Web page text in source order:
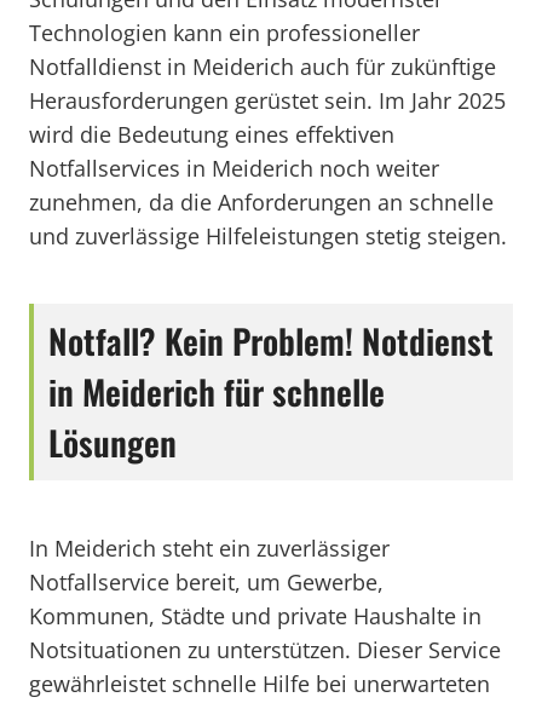
Technologien kann ein professioneller
Notfalldienst in Meiderich auch für zukünftige
Herausforderungen gerüstet sein. Im Jahr 2025
wird die Bedeutung eines effektiven
Notfallservices in Meiderich noch weiter
zunehmen, da die Anforderungen an schnelle
und zuverlässige Hilfeleistungen stetig steigen.
Notfall? Kein Problem! Notdienst
in Meiderich für schnelle
Lösungen
In Meiderich steht ein zuverlässiger
Notfallservice bereit, um Gewerbe,
Kommunen, Städte und private Haushalte in
Notsituationen zu unterstützen. Dieser Service
gewährleistet schnelle Hilfe bei unerwarteten